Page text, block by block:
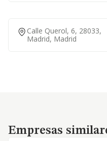
Calle Querol, 6, 28033,
Madrid, Madrid
Empresas similares
Empresas